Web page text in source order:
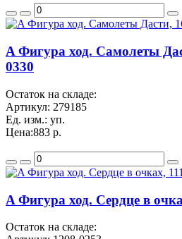
A Фигура ход. Самолеты
0330
Остаток на складе:
Артикул: 279185
Ед. изм.: уп.
Цена:883 р.
A Фигура ход. Сердце в
Остаток на складе: